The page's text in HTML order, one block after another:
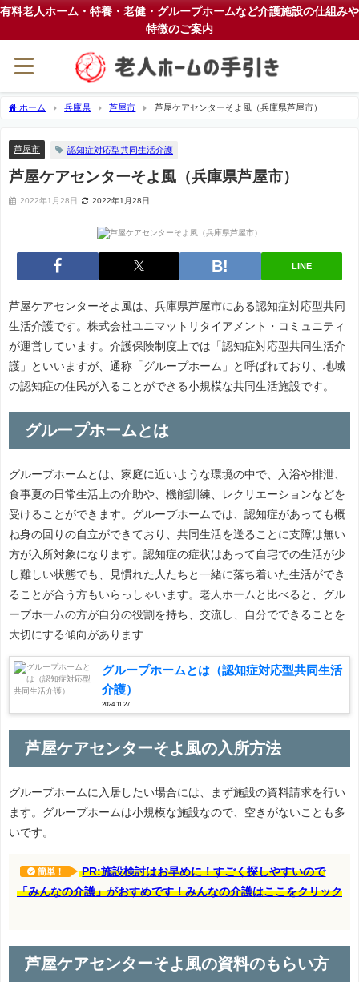
有料老人ホーム・特養・老健・グループホームなど介護施設の仕組みや
特徴のご案内
ホーム 兵庫県 芦屋市 芦屋ケアセンターそよ風（兵庫県芦屋市）
芦屋市 認知症対応型共同生活介護
芦屋ケアセンターそよ風（兵庫県芦屋市）
2022年1月28日 2022年1月28日
LINE
芦屋ケアセンターそよ風は、兵庫県芦屋市にある認知症対応型共同
生活介護です。株式会社ユニマットリタイアメント・コミュニティ
が運営しています。介護保険制度上では「認知症対応型共同生活介
護」といいますが、通称「グループホーム」と呼ばれており、地域
の認知症の住民が入ることができる小規模な共同生活施設です。
グループホームとは
グループホームとは、家庭に近いような環境の中で、入浴や排泄、
食事夏の日常生活上の介助や、機能訓練、レクリエーションなどを
受けることができます。グループホームでは、認知症があっても概
ね身の回りの自立ができており、共同生活を送ることに支障は無い
方が入所対象になります。認知症の症状はあって自宅での生活が少
し難しい状態でも、見慣れた人たちと一緒に落ち着いた生活ができ
ることが合う方もいらっしゃいます。老人ホームと比べると、グル
ープホームの方が自分の役割を持ち、交流し、自分でできることを
大切にする傾向があります
グループホームとは（認知症対応型共同生活
介護）
2024.11.27
芦屋ケアセンターそよ風の入所方法
グループホームに入居したい場合には、まず施設の資料請求を行い
ます。グループホームは小規模な施設なので、空きがないことも多
いです。
簡単！
PR:施設検討はお早めに！すごく探しやすいので
「みんなの介護」がおすめです！みんなの介護はここをクリック
芦屋ケアセンターそよ風の資料のもらい方